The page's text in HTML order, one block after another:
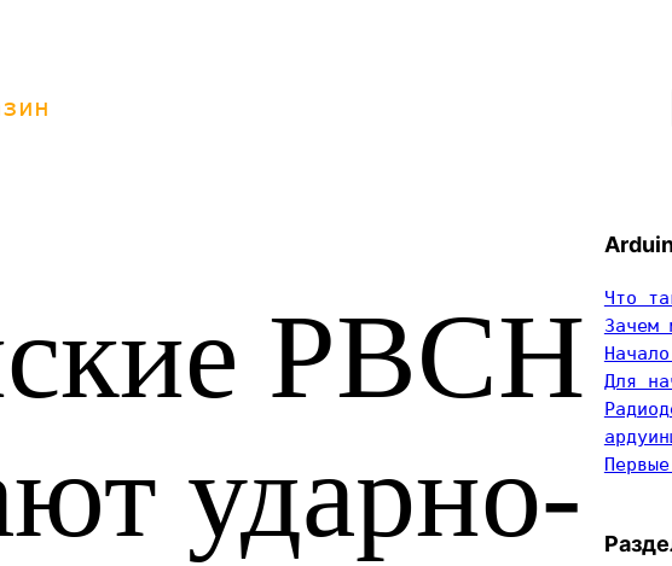
РВСН
ударно-
Что
Зачем
Для